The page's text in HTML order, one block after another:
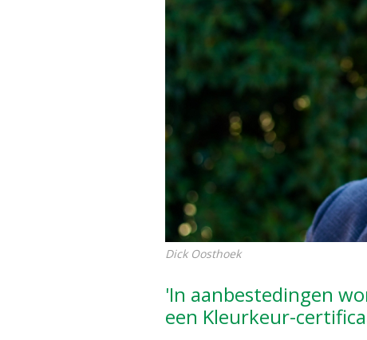
Dick Oosthoek
'In aanbestedingen
een Kleurkeur-